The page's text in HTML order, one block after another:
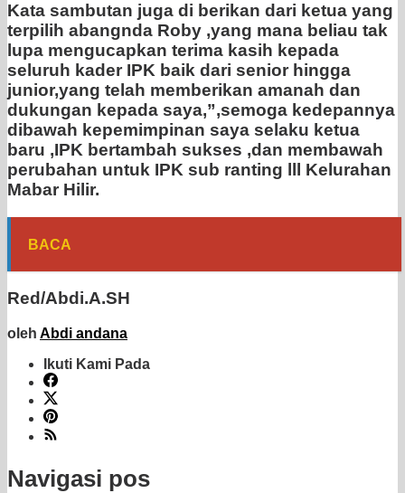
Kata sambutan juga di berikan dari ketua yang
terpilih abangnda Roby ,yang mana beliau tak
lupa mengucapkan terima kasih kepada
seluruh kader IPK baik dari senior hingga
junior,yang telah memberikan amanah dan
dukungan kepada saya,”,semoga kedepannya
dibawah kepemimpinan saya selaku ketua
baru ,IPK bertambah sukses ,dan membawah
perubahan untuk IPK sub ranting lll Kelurahan
Mabar Hilir.
BACA
Red/Abdi.A.SH
oleh Abdi andana
Ikuti Kami Pada
Navigasi pos